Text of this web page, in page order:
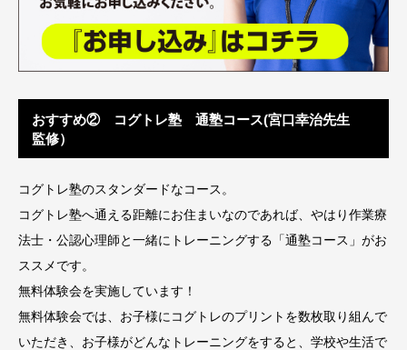
おすすめ② コグトレ塾 通塾コース(宮口幸治先生
監修）
コグトレ塾のスタンダードなコース。
コグトレ塾へ通える距離にお住まいなのであれば、やはり作業療
法士・公認心理師と一緒にトレーニングする「通塾コース」がお
ススメです。
無料体験会を実施しています！
無料体験会では、お子様にコグトレのプリントを数枚取り組んで
いただき、お子様がどんなトレーニングをすると、学校や生活で